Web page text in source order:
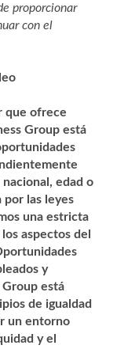
proporcionar
con el
que ofrece
Group está
edad o
las leyes
una estricta
aspectos del
y
está
de igualdad
un entorno
y el